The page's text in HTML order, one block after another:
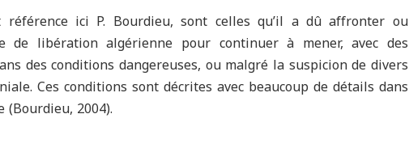
ici P. Bourdieu, sont celles qu’il a dû affronter ou
de libération algérienne pour continuer à mener, avec des
des conditions dangereuses, ou malgré la suspicion de divers
Ces conditions sont décrites avec beaucoup de détails dans
2004).